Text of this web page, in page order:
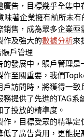
廣告，目標幾乎全集
味著企業擁有前所未
銷售，成為眾多企業亟
作及強大的數據分析來
戶管理
的發展中，賬戶管理
作至關重要，我們
戶訪問時，將獲得一
務提供了先進的TAG
投放的精準度。
作，目標受眾的精準
低了廣告費用，更能